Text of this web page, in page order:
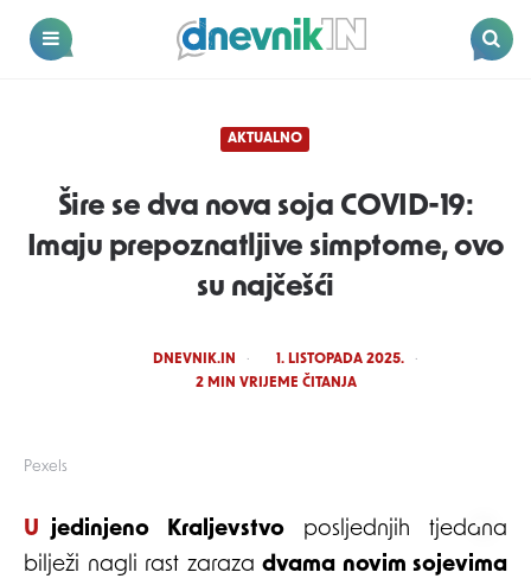
Dnevnik.in
Pexels
AKTUALNO
Šire se dva nova soja COVID-19:
Imaju prepoznatljive simptome, ovo
su najčešći
POSTED
DNEVNIK.IN
1. LISTOPADA 2025.
2 MIN VRIJEME ČITANJA
Ujedinjeno Kraljevstvo posljednjih tjedana
bilježi nagli rast zaraza dvama novim sojevima